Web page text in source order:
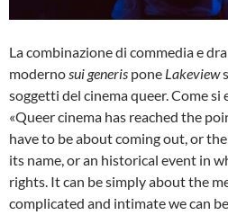
La combinazione di commedia e
modernosui generis pone Lakeview
soggetti del cinema queer. Come si
«Queer cinema has reached the
have to be about coming out, or
its name, or an historical event in
rights. It can be simply about the
complicated and intimate we can